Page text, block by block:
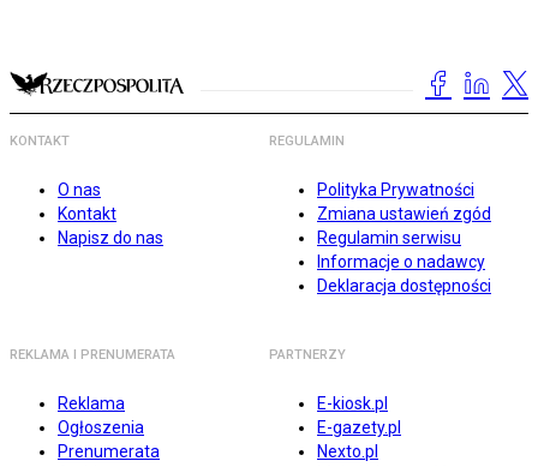
KONTAKT
O nas
Kontakt
Napisz do nas
REGULAMIN
Polityka Prywatności
Zmiana ustawień zgód
Regulamin serwisu
Informacje o nadawcy
Deklaracja dostępności
REKLAMA I PRENUMERATA
Reklama
Ogłoszenia
Prenumerata
PARTNERZY
E-kiosk.pl
E-gazety.pl
Nexto.pl